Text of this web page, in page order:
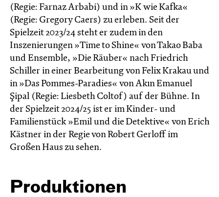
(Regie: Farnaz Arbabi) und in »K wie Kafka«
(Regie: Gregory Caers) zu erleben. Seit der
Spielzeit 2023/24 steht er zudem in den
Inszenierungen »Time to Shine« von Takao Baba
und Ensemble, »Die Räuber« nach Friedrich
Schiller in einer Bearbeitung von Felix Krakau und
in »Das Pommes-Paradies« von Akın Emanuel
Şipal (Regie: Liesbeth Coltof) auf der Bühne. In
der Spielzeit 2024/25 ist er im Kinder- und
Familienstück »Emil und die Detektive« von Erich
Kästner in der Regie von Robert Gerloff im
Großen Haus zu sehen.
Produktionen